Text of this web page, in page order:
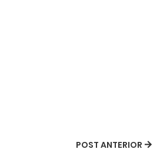
POST ANTERIOR